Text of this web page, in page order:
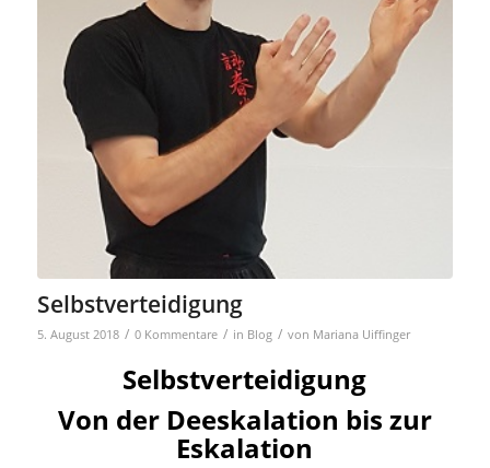
Selbstverteidigung
5. August 2018 / 0 Kommentare / in Blog / von Mariana Uiffinger
Selbstverteidigung
Von der Deeskalation bis zur
Eskalation